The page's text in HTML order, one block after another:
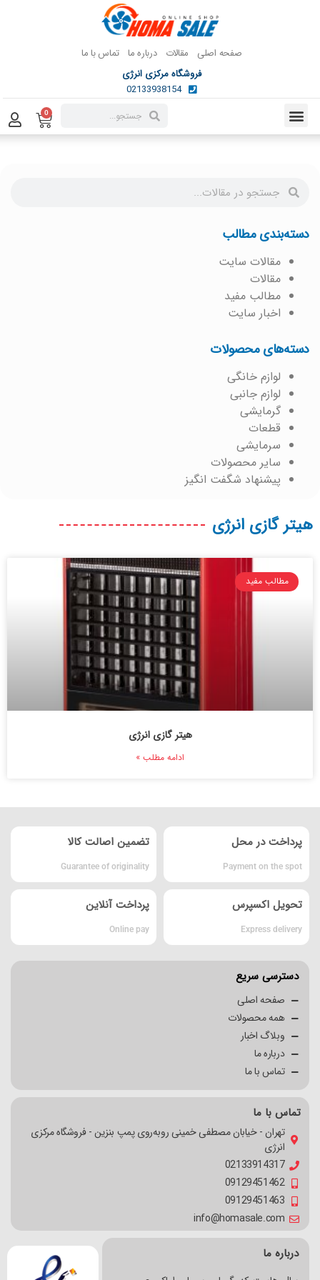
صفحه اصلی مقالات درباره ما تماس با ما
فروشگاه مرکزی انرژی
02133938154
0
دسته‌بندی مطالب
مقالات سایت
مقالات
مطالب مفید
اخبار سایت
دسته‌های محصولات
لوازم خانگی
لوازم جانبی
گرمایشی
قطعات
سرمایشی
سایر محصولات
پیشنهاد شگفت انگیز
هیتر گازی انرژی
مطالب مفید
هیتر گازی انرژی
ادامه مطلب »
پرداخت در محل
Payment on the spot
تضمین اصالت کالا
Guarantee of originality
تحویل اکسپرس
Express delivery
پرداخت آنلاین
Online pay
دسترسی سریع
صفحه اصلی
همه محصولات
وبلاگ اخبار
درباره ما
تماس با ما
تماس با ما
تهران - خیابان مصطفی خمینی روبه‌روی پمپ بنزین - فروشگاه مرکزی
انرژی
02133914317
09129451462
09129451463
info@homasale.com
درباره ما